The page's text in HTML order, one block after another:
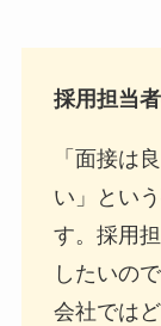
採用担当
「面接は
い」とい
す。採用
したいの
会社では